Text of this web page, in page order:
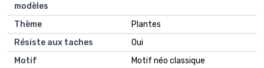
modèles
Thème
Plantes
Résiste aux taches
Oui
Motif
Motif néo classique